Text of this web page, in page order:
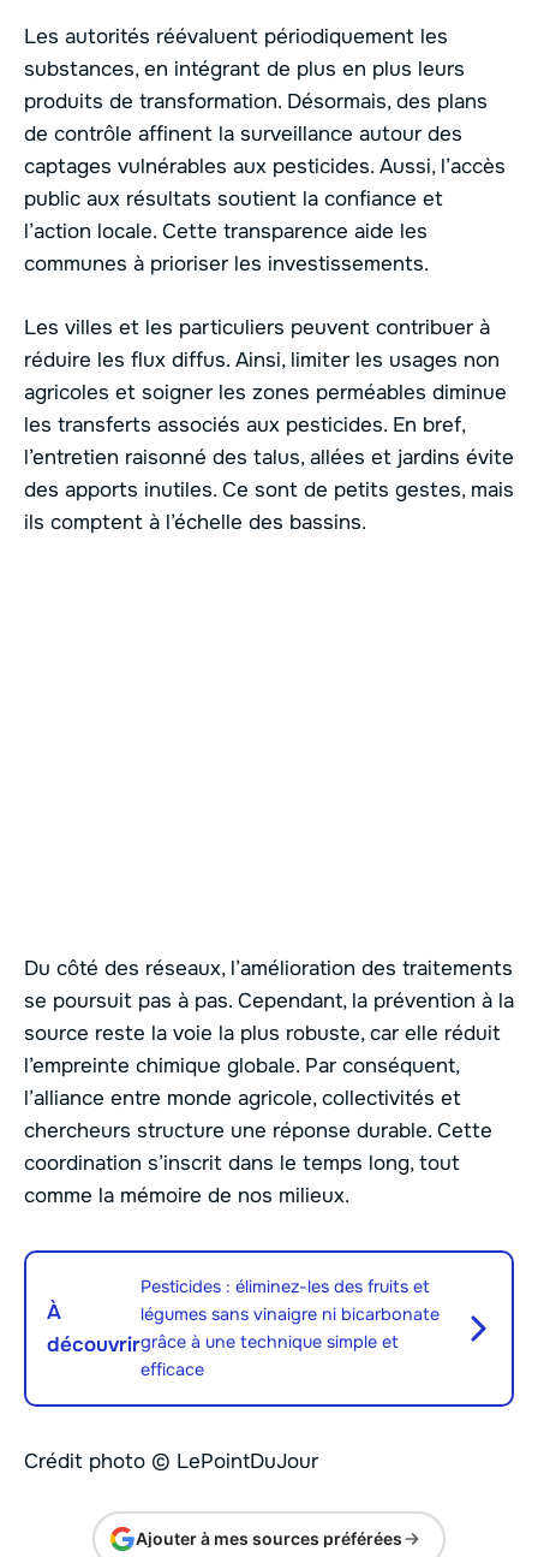
Les autorités réévaluent périodiquement les
substances, en intégrant de plus en plus leurs
produits de transformation. Désormais, des plans
de contrôle affinent la surveillance autour des
captages vulnérables aux pesticides. Aussi, l’accès
public aux résultats soutient la confiance et
l’action locale. Cette transparence aide les
communes à prioriser les investissements.
Les villes et les particuliers peuvent contribuer à
réduire les flux diffus. Ainsi, limiter les usages non
agricoles et soigner les zones perméables diminue
les transferts associés aux pesticides. En bref,
l’entretien raisonné des talus, allées et jardins évite
des apports inutiles. Ce sont de petits gestes, mais
ils comptent à l’échelle des bassins.
Du côté des réseaux, l’amélioration des traitements
se poursuit pas à pas. Cependant, la prévention à la
source reste la voie la plus robuste, car elle réduit
l’empreinte chimique globale. Par conséquent,
l’alliance entre monde agricole, collectivités et
chercheurs structure une réponse durable. Cette
coordination s’inscrit dans le temps long, tout
comme la mémoire de nos milieux.
À
découvrir
Pesticides : éliminez-les des fruits et
légumes sans vinaigre ni bicarbonate
grâce à une technique simple et
efficace
Crédit photo © LePointDuJour
Ajouter à mes sources préférées